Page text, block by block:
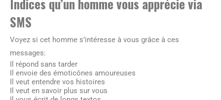
SMS
Voyez si cet homme s’intéresse à vous grâce à ces
messages:
Il répond sans tarder
Il envoie des émoticônes amoureuses
Il veut entendre vos histoires
Il veut en savoir plus sur vous